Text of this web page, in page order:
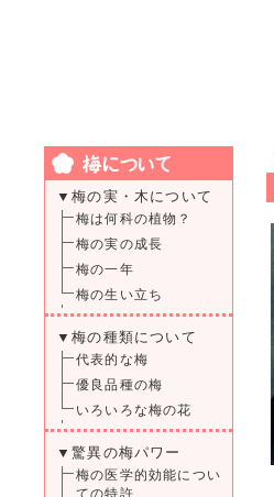
▼梅の実・木について
梅は何科の植物？
梅の実の成長
梅の一年
梅の生い立ち
▼梅の種類について
代表的な梅
優良品種の梅
いろいろな梅の花
▼驚異の梅パワー
梅の医学的効能につい
ての特許